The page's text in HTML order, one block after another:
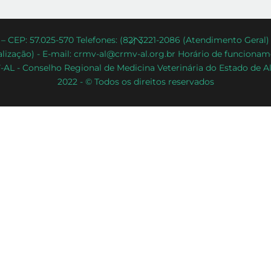
Back
To
Top
CEP: 57.025-570 Telefones: (82) 3221-2086 (Atendimento
- E-mail: crmv-al@crmv-al.org.br Horário de
AL - Conselho Regional de Medicina Veterinária do Estado de
2022 - © Todos os direitos reservados